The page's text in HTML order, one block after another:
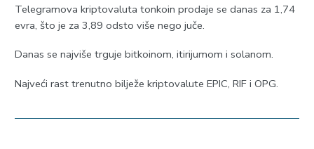
Telegramova kriptovaluta tonkoin prodaje se danas za 1,74
evra, što je za 3,89 odsto više nego juče.
Danas se najviše trguje bitkoinom, itirijumom i solanom.
Najveći rast trenutno bilježe kriptovalute EPIC, RIF i OPG.